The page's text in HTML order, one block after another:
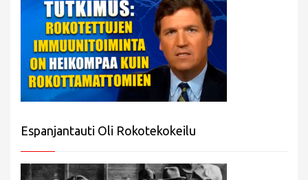
Espanjantauti Oli Rokotekokeilu